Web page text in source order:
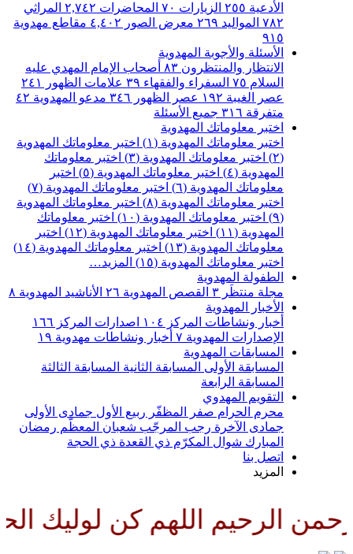
الأدعية ٢٥٥ الزيارات ٧٠ المحاضرات ٢,٧٤٢ المراثي
٧٨٢ المواليد ٢٦٩ معرض الصور ٤,٤٠٢ مقاطع مهدوية
٩١٥
الأسئلة والأجوبة المهدوية
الانتظار والمنتظرون ٨٣ أصحاب الإمام المهدي عليه
السلام ٧٥ السفراء والفقهاء ٣٩ علامات الظهور
٢٤١
عصر الغيبة ١٩٢ عصر الظهور ٣٤٦ مدعو المهدوية ٤٢
متفرقة ٣١٦ جميع الأسئلة
اختبر معلوماتك المهدوية
اختبر معلوماتك المهدوية (١)
اختبر معلوماتك المهدوية
(٢)
اختبر معلوماتك المهدوية (٣)
اختبر معلوماتك
المهدوية (٤)
اختبر معلوماتك المهدوية (٥)
اختبر
معلوماتك المهدوية (٦)
اختبر معلوماتك المهدوية (٧)
اختبر معلوماتك المهدوية (٨)
اختبر معلوماتك المهدوية
(٩)
اختبر معلوماتك المهدوية (١٠)
اختبر معلوماتك
المهدوية (١١)
اختبر معلوماتك المهدوية (١٢)
اختبر
معلوماتك المهدوية (١٣)
اختبر معلوماتك المهدوية (١٤)
اختبر معلوماتك المهدوية (١٥)
المزيد…
الطفولة المهدوية
مجلة منتظَر ٣ القصص المهدوية ٢٦ الأناشيد المهدوية ٨
الأخبار المهدوية
أخبار ونشاطات المركز ١٠٤ اصدارات المركز ١٦٦
الإصدارات المهدوية ٧ أخبار ونشاطات مهدوية ١٩
المسابقات المهدوية
المسابقة الأولى المسابقة الثانية المسابقة الثالثة
المسابقة الرابعة
التقويم المهدوي
محرم الحرام صفر المظفّر ربيع الأول جمادى الأولى
جمادى الآخرة رجب المرجّب شعبان المعظّم رمضان
المبارك شوال المكرّم ذي القعدة ذي الحجة
اتصل بنا
المزيد
الرحيم اللهم كن لوليك